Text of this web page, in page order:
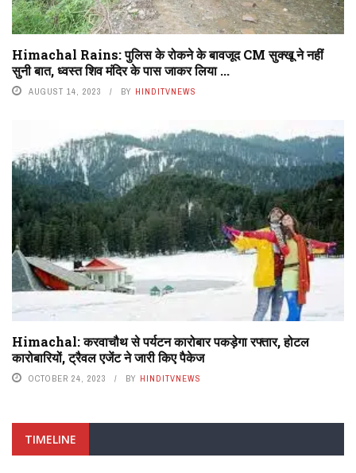
Himachal Rains: पुलिस के रोकने के बावजूद CM सुक्खू ने नहीं
सुनी बात, ध्वस्त शिव मंदिर के पास जाकर लिया ...
AUGUST 14, 2023 BY HINDITVNEWS
Himachal: करवाचौथ से पर्यटन कारोबार पकड़ेगा रफ्तार, होटल
कारोबारियों, ट्रैवल एजेंट ने जारी किए पैकेज
OCTOBER 24, 2023 BY HINDITVNEWS
TIMELINE